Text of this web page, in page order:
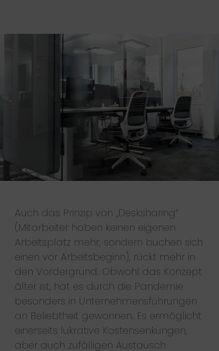
Auch das Prinzip von „Desksharing“
(Mitarbeiter haben keinen eigenen
Arbeitsplatz mehr, sondern buchen sich
einen vor Arbeitsbeginn), rückt mehr in
den Vordergrund. Obwohl das Konzept
älter ist, hat es durch die Pandemie
besonders in Unternehmensführungen
an Beliebtheit gewonnen. Es ermöglicht
einerseits lukrative Kostensenkungen,
aber auch zufälligen Austausch